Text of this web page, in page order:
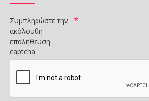
Συμπληρώστε την
ακόλουθη
επαλήθευση
captcha